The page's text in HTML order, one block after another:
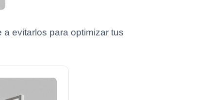
evitarlos para optimizar tus